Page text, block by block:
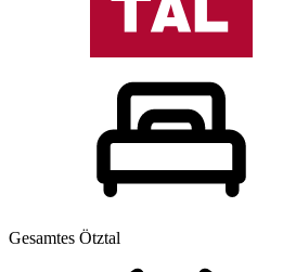
Gesamtes Ötztal